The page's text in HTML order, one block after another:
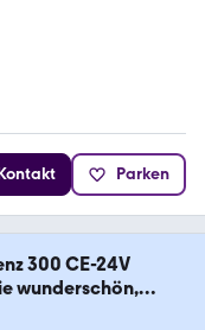
Parken
300 CE-24V
wunderschön,